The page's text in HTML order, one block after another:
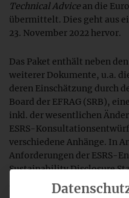
Technical Advice an die
übermittelt. Dies geht aus
23. November 2022 hervor.
Das Paket enthält neben
weiterer Dokumente, u.a.
deren Einschätzung durch
Board der EFRAG (SRB),
inkl. der wesentlichen
ESRS-
verschiedene Anhänge. In
Anforderungen der ESRS-
Sustainability Disclosure
gegenübergestellt.